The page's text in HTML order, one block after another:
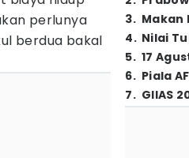
perlunya
berdua bakal
3. Makan
4. Nilai
5. 17
6. Piala
7. GIIAS